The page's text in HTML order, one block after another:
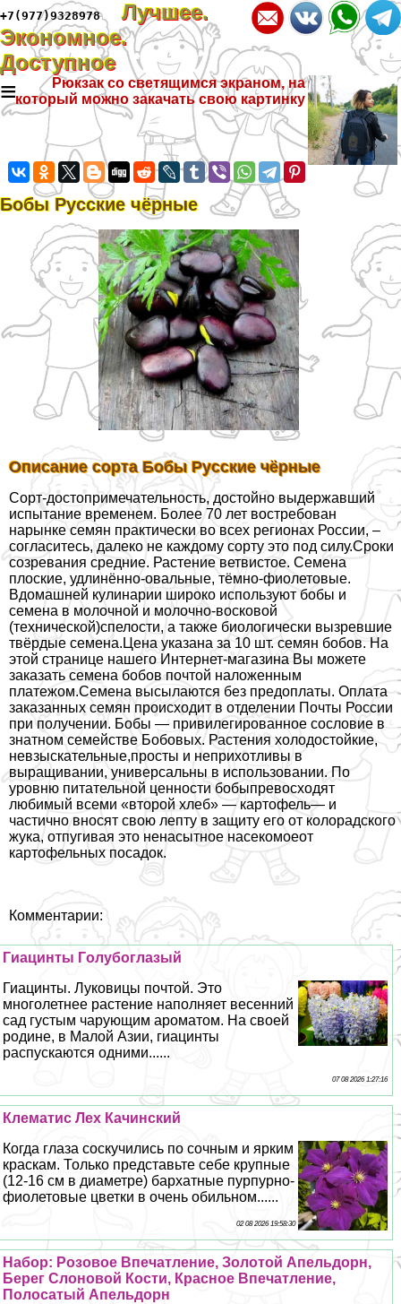
+7(977)9328978
Лучшее.
Экономное.
Доступное
≡
Рюкзак со светящимся экраном, на
который можно закачать свою картинку
Бобы Русские чёрные
Описание сорта Бобы Русские чёрные
Сорт-достопримечательность, достойно выдержавший
испытание временем. Более 70 лет востребован
нарынке семян пpaктически во всех регионах России, –
согласитесь, далеко не каждому сорту это под силу.Сроки
созревания средние. Растение ветвистое. Семена
плоские, удлинённо-овальные, тёмно-фиолетовые.
Вдомашней кулинарии широко используют бобы и
семена в молочной и молочно-восковой
(технической)спелости, а также биологически вызревшие
твёрдые семена.Цена указана за 10 шт. семян бобов. На
этой странице нашего Интернет-магазина Вы можете
заказать семена бобов почтой наложенным
платежом.Семена высылаются без предоплаты. Оплата
заказанных семян происходит в отделении Почты России
при получении. Бобы — привилегированное сословие в
знатном семействе Бобовых. Растения холодостойкие,
невзыскательные,просты и неприхотливы в
выращивании, универсальны в использовании. По
уровню питательной ценности бобыпревосходят
любимый всеми «второй хлеб» — картофель— и
частично вносят свою лепту в защиту его от колорадского
жука, отпугивая это ненасытное насекомоеот
картофельных посадок.
Комментарии:
Гиацинты Гoлyбоглазый
Гиацинты. Луковицы почтой. Это
многолетнее растение наполняет весенний
сад густым чарующим ароматом. На своей
родине, в Малой Азии, гиацинты
распускаются одними......
07 08 2026 1:27:16
Клематис Лех Качинский
Когда глаза соскучились по сочным и ярким
краскам. Только представьте себе крупные
(12-16 см в диаметре) бархатные пурпурно-
фиолетовые цветки в очень обильном......
02 08 2026 19:58:30
Набор: Розовое Впечатление, Золотой Апельдорн,
Берег Слоновой Кости, Красное Впечатление,
Полосатый Апельдорн